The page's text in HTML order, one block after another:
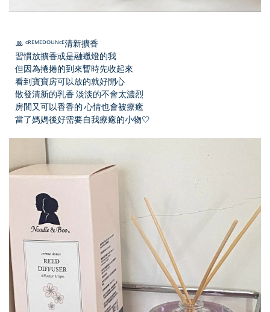
ꔛ ᶜᴿᴱᴹᴱᴰᴼᵁᴺᶜᴱ清新擴香
習慣放擴香或是融蠟燈的我
但因為捲捲的到來暫時先收起來
看到寶寶房可以放的就好開心
散發清新的乳香 淡淡的不會太濃烈
房間又可以香香的 心情也會被療癒
當了媽媽後好需要自我療癒的小物🤍